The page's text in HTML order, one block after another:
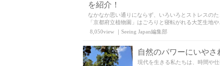
を紹介！
なかなか思い通りにならず、いろいろとストレスの
「京都府立植物園」はごろりと寝転がれる大芝生地や...
8,050view
Seeing Japan編集部
自然のパワーにいや
現代を生きる私たちは、時間や